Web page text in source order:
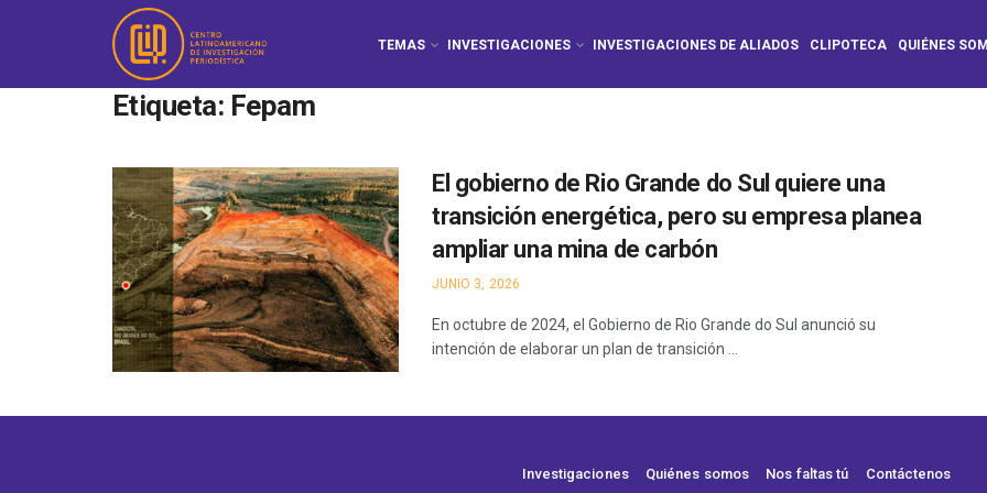
TEMAS INVESTIGACIONES INVESTIGACIONES DE ALIADOS CLIPOTECA QUIÉNES
Etiqueta: Fepam
El gobierno de Rio Grande do Sul quiere una
transición energética, pero su empresa planea
ampliar una mina de carbón
JUNIO 3, 2026
En octubre de 2024, el Gobierno de Rio Grande do Sul anunció su
intención de elaborar un plan de transición ...
Investigaciones Quiénes somos Nos faltas tú Contáctenos